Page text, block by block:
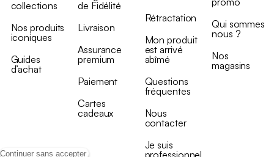
Continuer sans accepter
collections
Nos produits
iconiques
Guides
d’achat
de Fidélité
Livraison
Assurance
premium
Paiement
Cartes
cadeaux
Rétractation
Mon produit
est arrivé
abîmé
Questions
fréquentes
Nous
contacter
Je suis
professionnel
Qui sommes
nous ?
Nos
magasins